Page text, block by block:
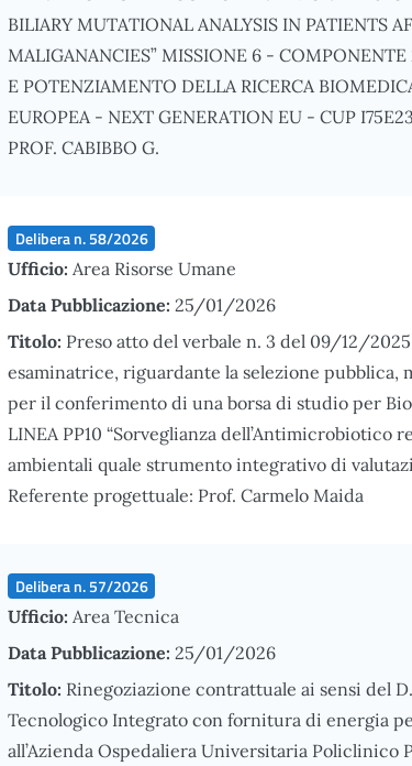
BILIARY MUTATIONAL ANALYSIS IN PATIENTS
MALIGANANCIES” MISSIONE 6 -
E POTENZIAMENTO DELLA RICERCA
EUROPEA - NEXT GENERATION EU - CUP
PROF. CABIBBO G.
Delibera n. 58/2026
Ufficio: Area Risorse Umane
Data Pubblicazione: 25/01/2026
Titolo: Preso atto del verbale n. 3 del 09/12/
esaminatrice, riguardante la selezione pubblica,
per il conferimento di una borsa di studio per
LINEA PP10 “Sorveglianza dell’Antimicrobiotico
ambientali quale strumento integrativo di
Referente progettuale: Prof. Carmelo Maida
Delibera n. 57/2026
Ufficio: Area Tecnica
Data Pubblicazione: 25/01/2026
Titolo: Rinegoziazione contrattuale ai sensi del
Tecnologico Integrato con fornitura di energia
all’Azienda Ospedaliera Universitaria Policlinico